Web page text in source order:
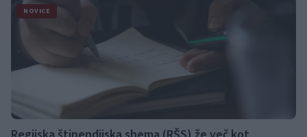
NOVICE